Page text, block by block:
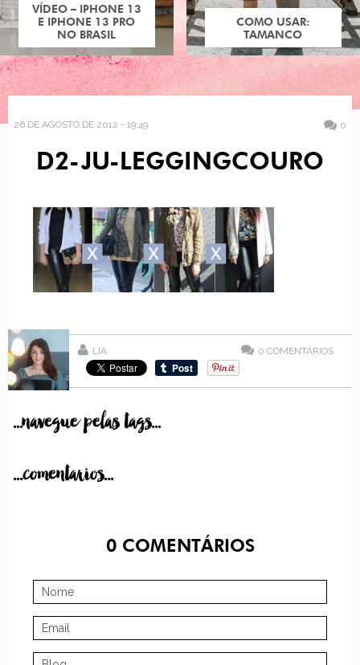
VÍDEO – IPHONE 13
E IPHONE 13 PRO
NO BRASIL
COMO USAR:
TAMANCO
26 DE AGOSTO DE 2012 - 19:49 0
D2-JU-LEGGINGCOURO
LIA 0 COMENTÁRIOS
...navegue pelas tags...
...comentarios...
0COMENTÁRIOS